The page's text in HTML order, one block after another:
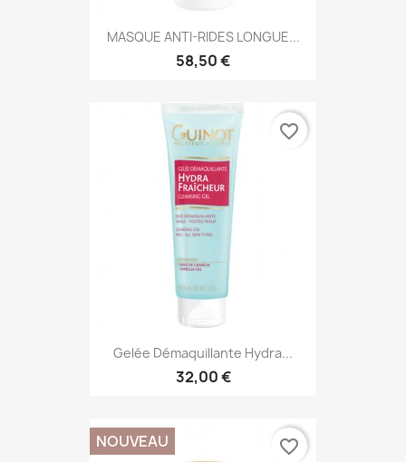
MASQUE ANTI-RIDES LONGUE...
58,50 €
Gelée Démaquillante Hydra...
32,00 €
favorite_border
NOUVEAU favorite_border